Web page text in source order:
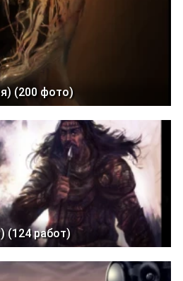
(200 фото)
(124 работ)